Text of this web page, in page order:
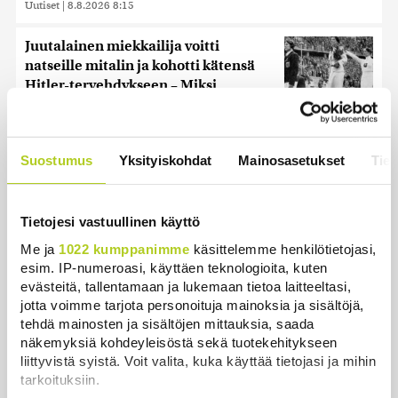
Suostumus Yksityiskohdat Mainosasetukset
Tietojesi vastuullinen käyttö
Me ja 1022 kumppanimme käsittelemme henkilötietojasi,
esim. IP-numeroasi, käyttäen teknologioita, kuten
evästeitä, tallentamaan ja lukemaan tietoa laitteeltasi,
jotta voimme tarjota personoituja mainoksia ja sisältöjä,
tehdä mainosten ja sisältöjen mittauksia, saada
näkemyksiä kohdeyleisöstä sekä tuotekehitykseen
liittyvistä syistä. Voit valita, kuka käyttää tietojasi ja mihin
tarkoituksiin.
Uutiset | 8.8.2026 8:15
Juutalainen miekkailija voitti
natseille mitalin ja kohotti kätensä
Hitler-tervehdykseen – Miksi
Ensi viikolla Suomesta pääsee junalla
Haaparantaan, mutta matka
Uutiset | 8.8.2026 10:44
Historia | Sensaatiolehti piti piilottaa
olympiayleisöltä – oli liian raju myös
natseille itselleen
8.8.2026 22:15